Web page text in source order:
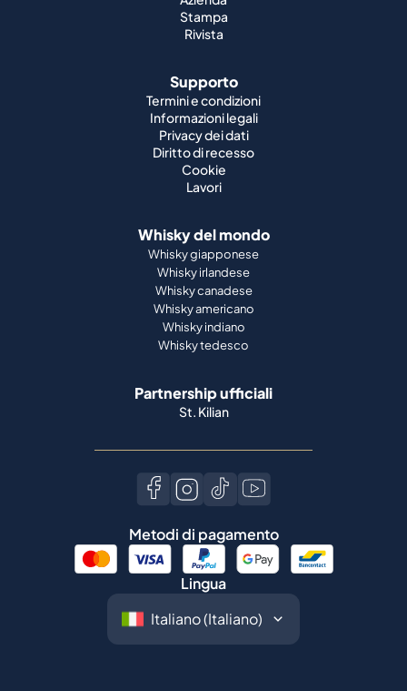
Stampa
Rivista
Supporto
Termini e condizioni
Informazioni legali
Privacy dei dati
Diritto di recesso
Cookie
Lavori
Whisky del mondo
Whisky giapponese
Whisky irlandese
Whisky canadese
Whisky americano
Whisky indiano
Whisky tedesco
Partnership ufficiali
St. Kilian
Metodi di pagamento
Lingua